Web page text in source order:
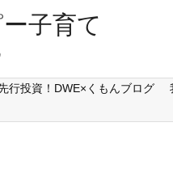
子育て
行投資！DWE×くもんブログ